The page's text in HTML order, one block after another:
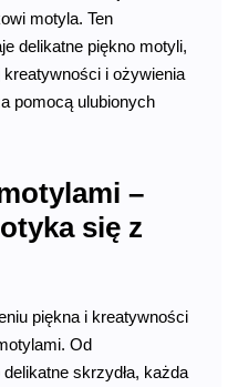
motyla. Ten
delikatne piękno motyli,
kreatywności i ożywienia
pomocą ulubionych
–
się z
piękna i kreatywności
Od
skrzydła, każda